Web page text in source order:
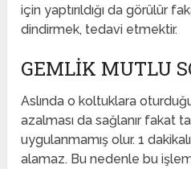
için yaptırıldığı da görülür
dindirmek, tedavi etmektir.
GEMLIK MUTLU
Aslında o koltuklara
azalması da sağlanır fakat
uygulanmamış olur. 1
alamaz. Bu nedenle bu